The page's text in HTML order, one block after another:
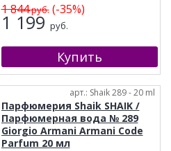
1 844руб.(-35%)
1 199 руб.
арт.: Shaik 289 - 20 ml
Парфюмерия Shaik SHAIK /
Парфюмерная вода № 289
Giorgio Armani Armani Code
Parfum 20 мл